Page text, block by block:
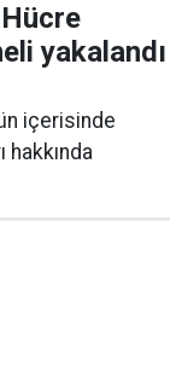
yakalandı
içerisinde